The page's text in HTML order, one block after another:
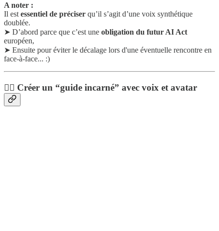
A noter :
Il est essentiel de préciser qu’il s’agit d’une voix synthétique
doublée.
➤ D’abord parce que c’est une obligation du futur AI Act
européen,
➤ Ensuite pour éviter le décalage lors d'une éventuelle rencontre en
face-à-face... :)
💂‍♀️ Créer un “guide incarné” avec voix et avatar